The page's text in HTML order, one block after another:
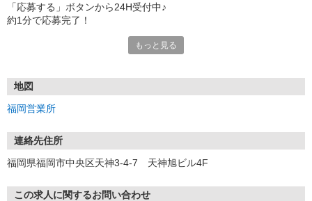
「応募する」ボタンから24H受付中♪
約1分で応募完了！
①応募から3営業日を目安に、メールorお電話でご連絡します。
★スマホでWEB面接（LINEなど）・出張面接・事務所面接と選べま
す
③面接実施（履歴書不要）
※ご希望があれば、職場見学の調整もOKです！
もっと見る
地図
福岡営業所
連絡先住所
福岡県福岡市中央区天神3-4-7 天神旭ビル4F
この求人に関するお問い合わせ